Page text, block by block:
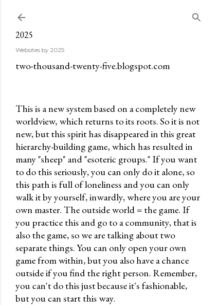
2025
Websites by 2025
two-thousand-twenty-five.blogspot.com
This is a new system based on a completely new
worldview, which returns to its roots. So it is not
new, but this spirit has disappeared in this great
hierarchy-building game, which has resulted in
many "sheep" and "esoteric groups." If you want
to do this seriously, you can only do it alone, so
this path is full of loneliness and you can only
walk it by yourself, inwardly, where you are your
own master. The outside world = the game. If
you practice this and go to a community, that is
also the game, so we are talking about two
separate things. You can only open your own
game from within, but you also have a chance
outside if you find the right person. Remember,
you can't do this just because it's fashionable,
but you can start this way.